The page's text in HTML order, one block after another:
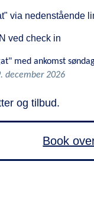
via nedenstående
ved check in
med ankomst
december 2026
og tilbud.
Book